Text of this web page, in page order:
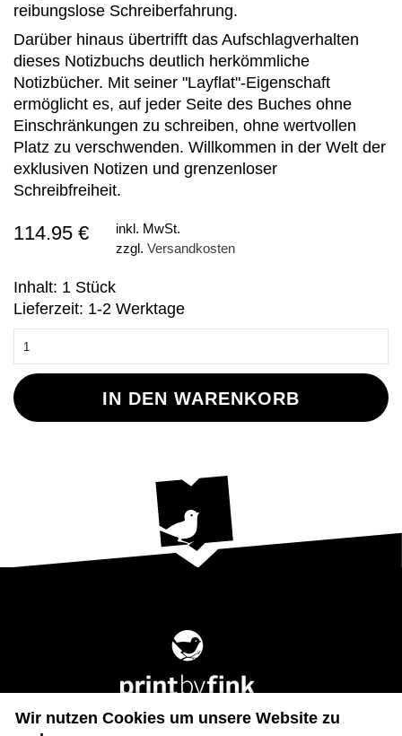
reibungslose Schreiberfahrung.
Darüber hinaus übertrifft das Aufschlagverhalten
dieses Notizbuchs deutlich herkömmliche
Notizbücher. Mit seiner "Layflat"-Eigenschaft
ermöglicht es, auf jeder Seite des Buches ohne
Einschränkungen zu schreiben, ohne wertvollen
Platz zu verschwenden. Willkommen in der Welt der
exklusiven Notizen und grenzenloser
Schreibfreiheit.
114.95 €
inkl. MwSt.
zzgl. Versandkosten
Inhalt: 1 Stück
Lieferzeit: 1-2 Werktage
Wir nutzen Cookies um unsere Website zu